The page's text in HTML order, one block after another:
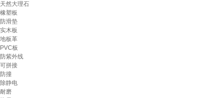
天然大理石
橡塑板
防滑垫
实木板
地板革
PVC板
防紫外线
可拼接
防撞
除静电
耐磨